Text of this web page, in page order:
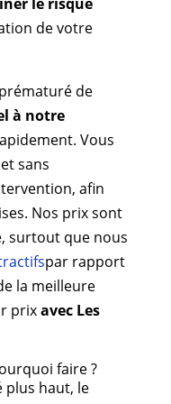
de votre
de
à notre
Vous
sans
afin
Nos prix sont
surtout que nous
par rapport
la meilleure
prixavec Les
faire ?
plus haut, le